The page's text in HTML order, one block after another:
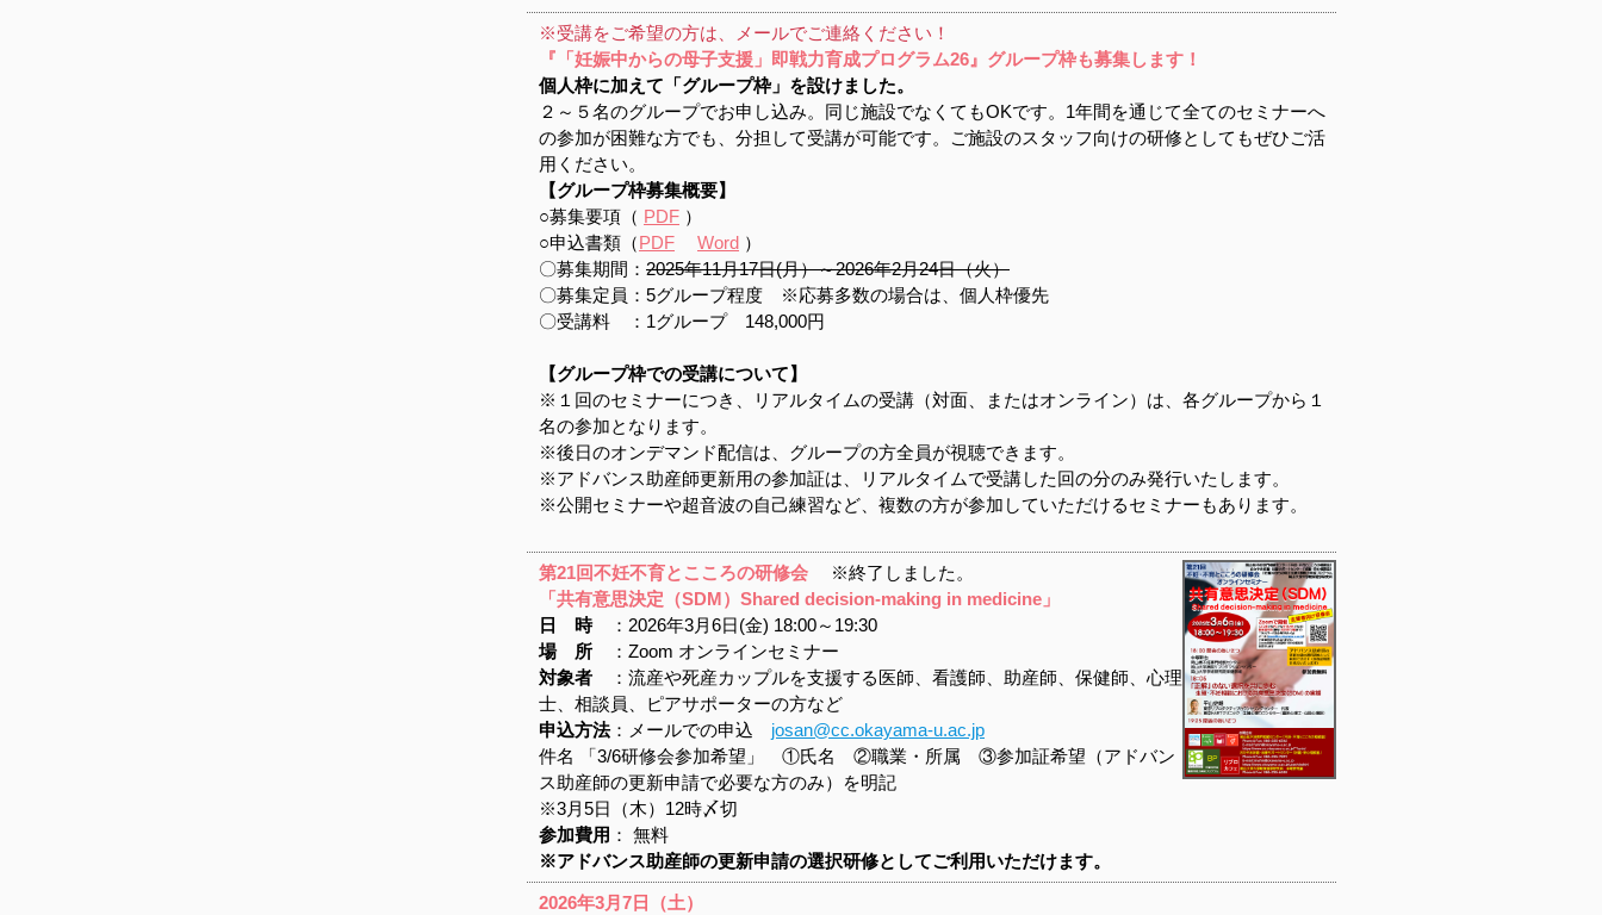
※受講をご希望の方は、メールでご連絡ください！
『「妊娠中からの母子支援」即戦力育成プログラム26』 グループ枠も募集します！
個人枠に加えて「グループ枠」を設けました。
２～５名のグループでお申し込み。同じ施設でなくてもOKです。1年間を通じて全てのセミナーへ
の参加が困難な方でも、分担して受講が可能です。ご施設のスタッフ向けの研修としてもぜひご活
用ください。
【グループ枠募集概要】
○募集要項（ PDF ）
○申込書類（PDF Word ）
〇募集期間： 2025年11月17日(月）～2026年2月24日（火）
〇募集定員：5グループ程度 ※応募多数の場合は、個人枠優先
〇受講料 ：1グループ 148,000円
【グループ枠での受講について】
※１回のセミナーにつき、リアルタイムの受講（対面、またはオンライン）は、各グループから１
名の参加となります。
※後日のオンデマンド配信は、グループの方全員が視聴できます。
※アドバンス助産師更新用の参加証は、リアルタイムで受講した回の分のみ発行いたします。
※公開セミナーや超音波の自己練習など、複数の方が参加していただけるセミナーもあります。
第21回不妊不育とこころの研修会 ※終了しました。
「共有意思決定（SDM）Shared decision-making in medicine」
日 時：2026年3月6日(金) 18:00～19:30
場 所 ：Zoom オンラインセミナー
対象者 ：流産や死産カップルを支援する医師、看護師、助産師、保健師、心理
士、相談員、ピアサポーターの方など
申込方法：メールでの申込 josan@cc.okayama-u.ac.jp
件名 「3/6研修会参加希望」 ①氏名 ②職業・所属 ③参加証希望（アドバン
ス助産師の更新申請で必要な方のみ）を明記
※3月5日（木）12時〆切
参加費用 ： 無料
※アドバンス助産師の更新申請の選択研修としてご利用いただけます。
2026年3月7 日（土）